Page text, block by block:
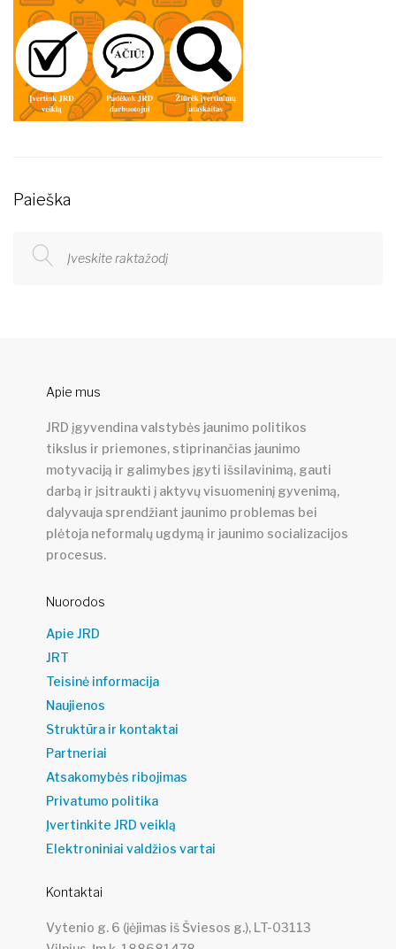
Paieška
Apie mus
JRD įgyvendina valstybės jaunimo politikos
tikslus ir priemones, stiprinančias jaunimo
motyvaciją ir galimybes įgyti išsilavinimą, gauti
darbą ir įsitraukti į aktyvų visuomeninį gyvenimą,
dalyvauja sprendžiant jaunimo problemas bei
plėtoja neformalų ugdymą ir jaunimo socializacijos
procesus.
Nuorodos
Apie JRD
JRT
Teisinė informacija
Naujienos
Struktūra ir kontaktai
Partneriai
Atsakomybės ribojimas
Privatumo politika
Įvertinkite JRD veiklą
Elektroniniai valdžios vartai
Kontaktai
Vytenio g. 6 (įėjimas iš Šviesos g.), LT-03113